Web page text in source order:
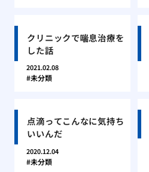
クリニックで喘息治療を
した話
2021.02.08
未分類
点滴ってこんなに気持ち
いいんだ
2020.12.04
未分類